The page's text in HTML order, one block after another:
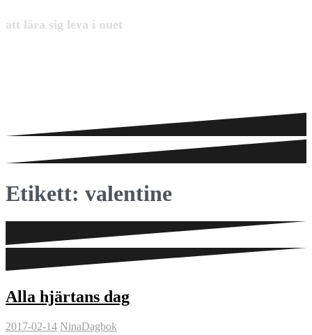
att lära sig leva i nuet
Etikett: valentine
Alla hjärtans dag
2017-02-14 NinaDagbok